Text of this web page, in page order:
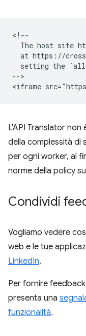
<!--
The host site
at https://
setting the
-->
L'API Translator
della complessità di
per ogni worker, al
norme della policy
Condividi
Vogliamo vedere
web e le tue
LinkedIn.
Per fornire
presenta una
funzionalità.